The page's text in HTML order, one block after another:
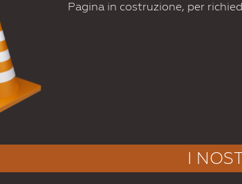
Pagina in costruzione, per
I